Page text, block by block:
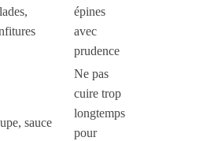
épines
avec
prudence
sauce
Ne pas
cuire trop
longtemps
pour